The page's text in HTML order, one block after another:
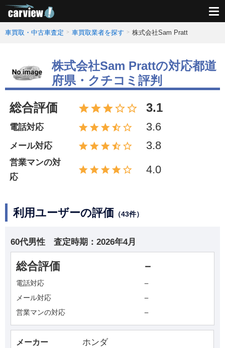
車買取・中古車査定 車買取業者を探す 株式会社Sam Pratt
株式会社Sam Prattの対応都道
府県・クチコミ評判
総合評価 3.1
電話対応 3.6
メール対応 3.8
営業マンの対
応
4.0
利用ユーザーの評価 （43件）
60代男性 査定時期： 2026年4月
総合評価 －
電話対応 －
メール対応 －
営業マンの対応 －
メーカー ホンダ